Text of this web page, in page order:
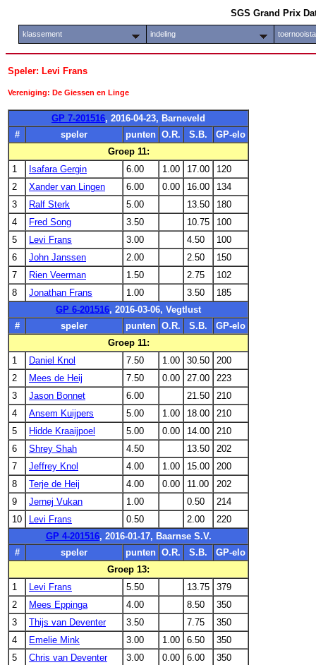
SGS Grand Prix
klassement indeling
Speler: Levi Frans
Vereniging: De Giessen en Linge
GP 7-201516, 2016-04-23, Barneveld
#
speler punten O.R. S.B.
GP-elo
Groep 11:
1
Isafara Gergin 6.00 1.00 17.00
120
2
Xander van Lingen 6.00 0.00 16.00
134
3
Ralf Sterk 5.00 13.50
180
4
Fred Song 3.50 10.75
100
5
Levi Frans 3.00 4.50
100
6
John Janssen 2.00 2.50
150
7
Rien Veerman 1.50 2.75
102
8
Jonathan Frans 1.00 3.50
185
GP 6-201516, 2016-03-06, Vegtlust
#
speler punten O.R. S.B.
GP-elo
Groep 11:
1
Daniel Knol 7.50 1.00 30.50
200
2
Mees de Heij 7.50 0.00 27.00
223
3
Jason Bonnet 6.00 21.50
210
4
Ansem Kuijpers 5.00 1.00 18.00
210
5
Hidde Kraaijpoel 5.00 0.00 14.00
210
6
Shrey Shah 4.50 13.50
202
7
Jeffrey Knol 4.00 1.00 15.00
200
8
Terje de Heij 4.00 0.00 11.00
202
9
Jernej Vukan 1.00 0.50
214
10
Levi Frans 0.50 2.00
220
GP 4-201516, 2016-01-17, Baarnse S.V.
#
speler punten O.R. S.B.
GP-elo
Groep 13:
1
Levi Frans 5.50 13.75
379
2
Mees Eppinga 4.00 8.50
350
3
Thijs van Deventer 3.50 7.75
350
4
Emelie Mink 3.00 1.00 6.50
350
5
Chris van Deventer 3.00 0.00 6.00
350